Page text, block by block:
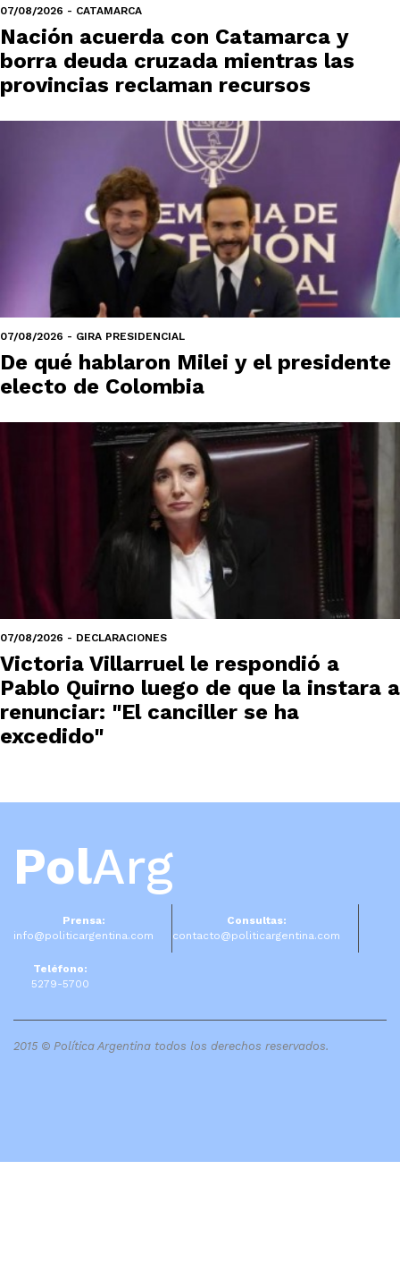
07/08/2026 - CATAMARCA
Nación acuerda con Catamarca y
borra deuda cruzada mientras las
provincias reclaman recursos
07/08/2026 - GIRA PRESIDENCIAL
De qué hablaron Milei y el presidente
electo de Colombia
07/08/2026 - DECLARACIONES
Victoria Villarruel le respondió a
Pablo Quirno luego de que la instara a
renunciar: "El canciller se ha
excedido"
PolArg
Prensa:
info@politicargentina.com
Consultas:
contacto@politicargentina.com
Teléfono:
5279-5700
2015 © Política Argentina todos los derechos reservados.